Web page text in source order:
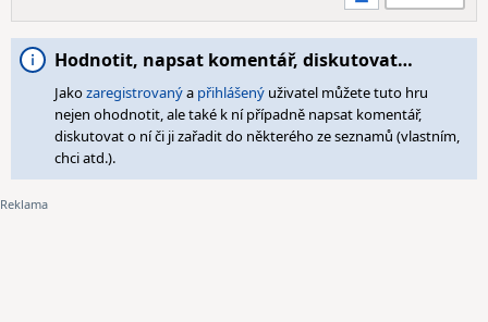
Hodnotit, napsat komentář, diskutovat…
Jakozaregistrovanýa přihlášený uživatel můžete tuto hru
nejen ohodnotit, ale také k ní případně napsat komentář,
diskutovat o ní či ji zařadit do některého ze seznamů (vlastním,
chci atd.).